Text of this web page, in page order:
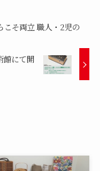
こそ両立 職人・2児の
館にて開